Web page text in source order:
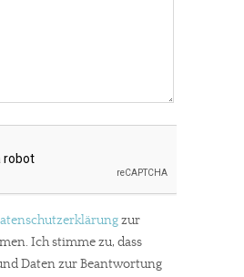
zur
Ich stimme zu, dass
Daten zur Beantwortung